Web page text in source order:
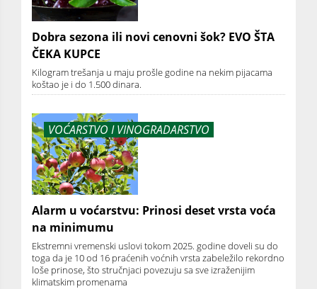
Dobra sezona ili novi cenovni šok? EVO ŠTA
ČEKA KUPCE
Kilogram trešanja u maju prošle godine na nekim pijacama
koštao je i do 1.500 dinara.
VOĆARSTVO I VINOGRADARSTVO
Alarm u voćarstvu: Prinosi deset vrsta voća
na minimumu
Ekstremni vremenski uslovi tokom 2025. godine doveli su do
toga da je 10 od 16 praćenih voćnih vrsta zabeležilo rekordno
loše prinose, što stručnjaci povezuju sa sve izraženijim
klimatskim promenama